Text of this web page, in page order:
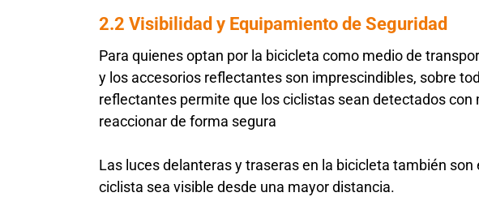
2.2 Visibilidad y Equipamiento de Seguridad
Para quienes optan por la bicicleta como medio de
y los accesorios reflectantes son imprescindibles, sobre
reflectantes permite que los ciclistas sean detectados
reaccionar de forma segura
Las luces delanteras y traseras en la bicicleta también
ciclista sea visible desde una mayor distancia.